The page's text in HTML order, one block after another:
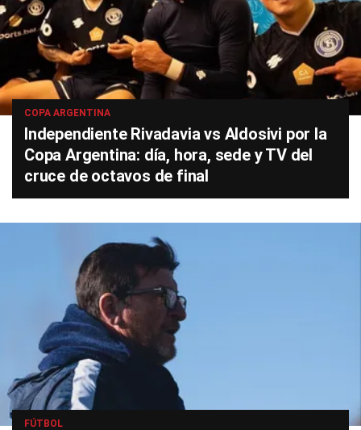
COPA ARGENTINA
Independiente Rivadavia vs Aldosivi por la
Copa Argentina: día, hora, sede y TV del
cruce de octavos de final
FÚTBOL